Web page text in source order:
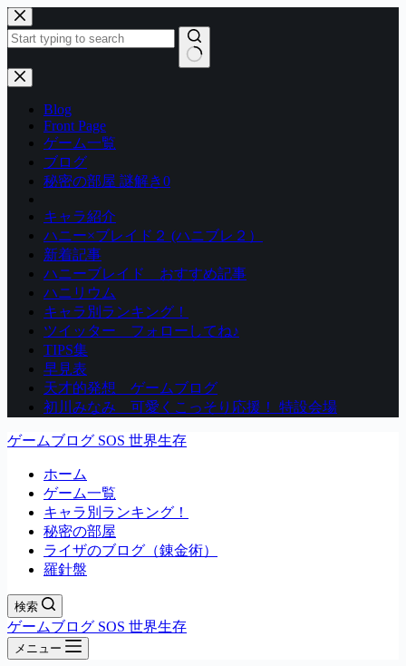
コ
ン
テ
ン
ツ
結
Blog
Front Page
ゲーム一覧
ブログ
秘密の部屋 謎解き0
キャラ紹介
ハニー×ブレイド２ (ハニブレ２）
新着記事
ハニーブレイド おすすめ記事
ハニリウム
キャラ別ランキング！
ツイッター フォローしてね♪
TIPS集
早見表
天才的発想 ゲームブログ
初川みなみ 可愛くこっそり応援！ 特設会場
ゲームブログ SOS 世界生存
ホーム
ゲーム一覧
キャラ別ランキング！
秘密の部屋
ライザのブログ（錬金術）
羅針盤
検索
ゲームブログ SOS 世界生存
メニュー